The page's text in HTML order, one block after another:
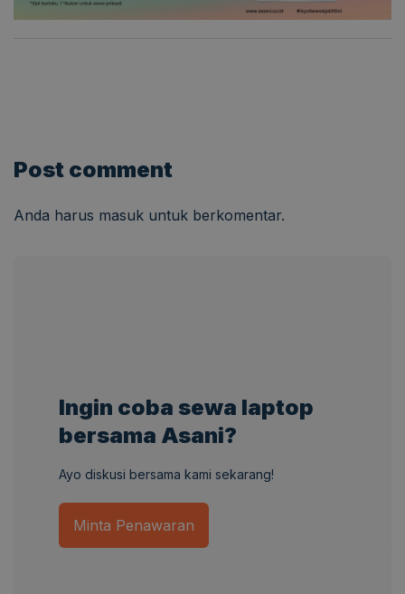
Post comment
Anda harus masuk untuk berkomentar.
Ingin coba sewa laptop
bersama Asani?
Ayo diskusi bersama kami sekarang!
Minta Penawaran